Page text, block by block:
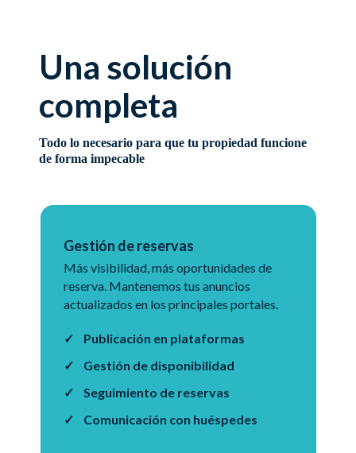
Una solución
completa
Todo lo necesario para que tu propiedad funcione
de forma impecable
Gestión de reservas
Más visibilidad, más oportunidades de
reserva. Mantenemos tus anuncios
actualizados en los principales portales.
Publicación en plataformas
Gestión de disponibilidad
Seguimiento de reservas
Comunicación con huéspedes